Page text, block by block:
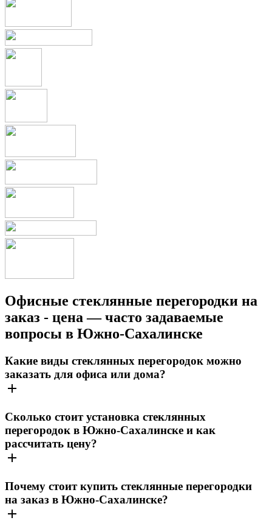
Офисные стеклянные перегородки на
заказ - цена — часто задаваемые
вопросы в Южно-Сахалинске
Какие виды стеклянных перегородок можно
заказать для офиса или дома?
Сколько стоит установка стеклянных
перегородок в Южно-Сахалинске и как
рассчитать цену?
Почему стоит купить стеклянные перегородки
на заказ в Южно-Сахалинске?